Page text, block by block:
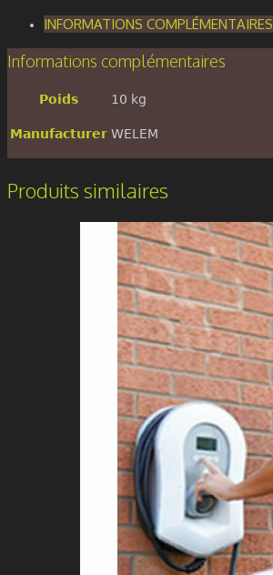
une
de
INFORMATIONS COMPLÉMENTAIRES
Informations complémentaires
Poids 10 kg
Manufacturer WELEM
Produits similaires